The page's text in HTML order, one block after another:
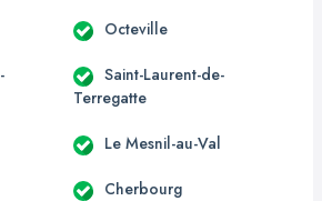
Octeville
Saint-Laurent-de-
Terregatte
Le Mesnil-au-Val
Cherbourg